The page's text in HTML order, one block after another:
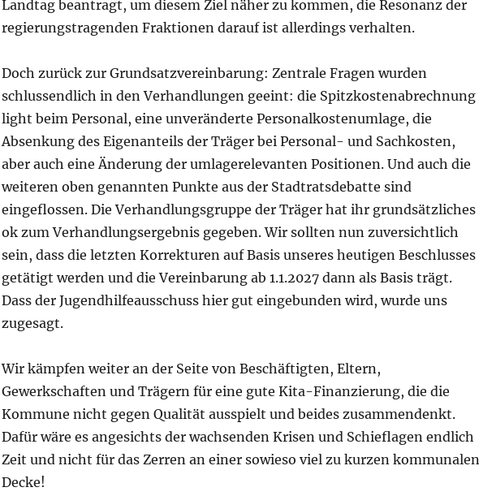
Landtag beantragt, um diesem Ziel näher zu kommen, die Resonanz der
regierungstragenden Fraktionen darauf ist allerdings verhalten.
Doch zurück zur Grundsatzvereinbarung: Zentrale Fragen wurden
schlussendlich in den Verhandlungen geeint: die Spitzkostenabrechnung
light beim Personal, eine unveränderte Personalkostenumlage, die
Absenkung des Eigenanteils der Träger bei Personal- und Sachkosten,
aber auch eine Änderung der umlagerelevanten Positionen. Und auch die
weiteren oben genannten Punkte aus der Stadtratsdebatte sind
eingeflossen. Die Verhandlungsgruppe der Träger hat ihr grundsätzliches
ok zum Verhandlungsergebnis gegeben. Wir sollten nun zuversichtlich
sein, dass die letzten Korrekturen auf Basis unseres heutigen Beschlusses
getätigt werden und die Vereinbarung ab 1.1.2027 dann als Basis trägt.
Dass der Jugendhilfeausschuss hier gut eingebunden wird, wurde uns
zugesagt.
Wir kämpfen weiter an der Seite von Beschäftigten, Eltern,
Gewerkschaften und Trägern für eine gute Kita-Finanzierung, die die
Kommune nicht gegen Qualität ausspielt und beides zusammendenkt.
Dafür wäre es angesichts der wachsenden Krisen und Schieflagen endlich
Zeit und nicht für das Zerren an einer sowieso viel zu kurzen kommunalen
Decke!